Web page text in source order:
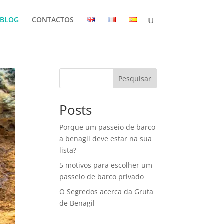
BLOG CONTACTOS
Pesquisar
Posts
Porque um passeio de barco
a benagil deve estar na sua
lista?
5 motivos para escolher um
passeio de barco privado
O Segredos acerca da Gruta
de Benagil